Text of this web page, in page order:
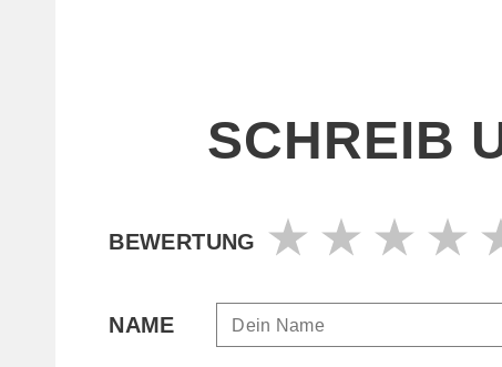
SCHREIB
BEWERTUNG
NAME